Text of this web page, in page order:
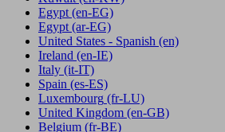
Egypt (en-EG)
Egypt (ar-EG)
United States - Spanish (en)
Ireland (en-IE)
Italy (it-IT)
Spain (es-ES)
Luxembourg (fr-LU)
United Kingdom (en-GB)
Belgium (fr-BE)